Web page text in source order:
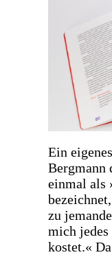
Ein
Bergmann
einmal als
zu
mich
kostet.«